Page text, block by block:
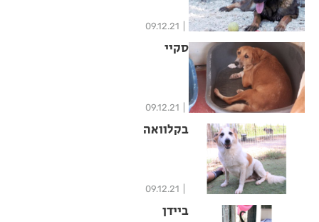
09.12.21
סקיי
09.12.21
בקלוואה
09.12.21
ביידן